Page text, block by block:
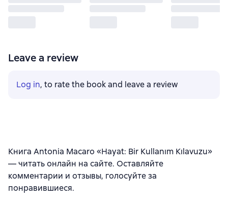
Leave a review
Log in, to rate the book and leave a review
Книга Antonia Macaro «Hayat: Bir Kullanım Kılavuzu»
— читать онлайн на сайте. Оставляйте
комментарии и отзывы, голосуйте за
понравившиеся.